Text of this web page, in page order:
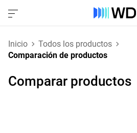
Inicio
Todos los productos
Comparación de productos
Comparar productos